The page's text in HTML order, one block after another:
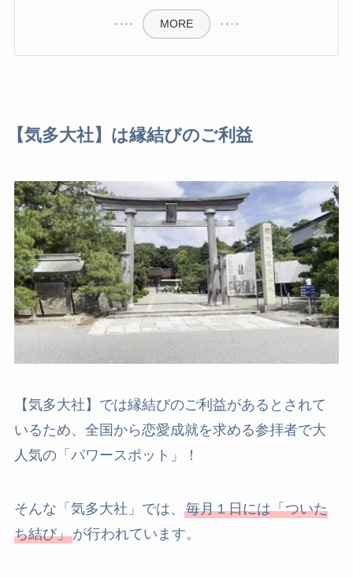
MORE
【気多大社】は縁結びのご利益
【気多大社】では縁結びのご利益があるとされて
いるため、全国から恋愛成就を求める参拝者で大
人気の「パワースポット」！
そんな「気多大社」では、 毎月１日には「ついた
ち結び」が行われています。